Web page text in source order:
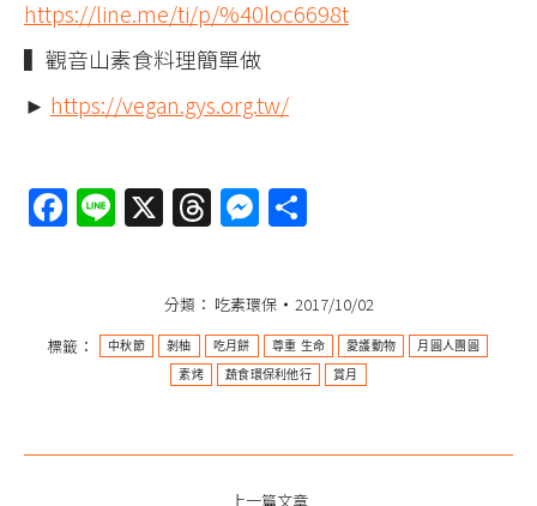
https://line.me/ti/p/%40loc6698t
▍觀音山素食料理簡單做
► https://vegan.gys.org.tw/
Facebook
Line
X Threads
Messenger
分類： 吃素環保
2017/10/02
標籤：
中秋節 剝柚 吃月餅 尊重 生命 愛護動物 月圓人團圓
素烤 蔬食環保利他行 賞月
上一篇文章